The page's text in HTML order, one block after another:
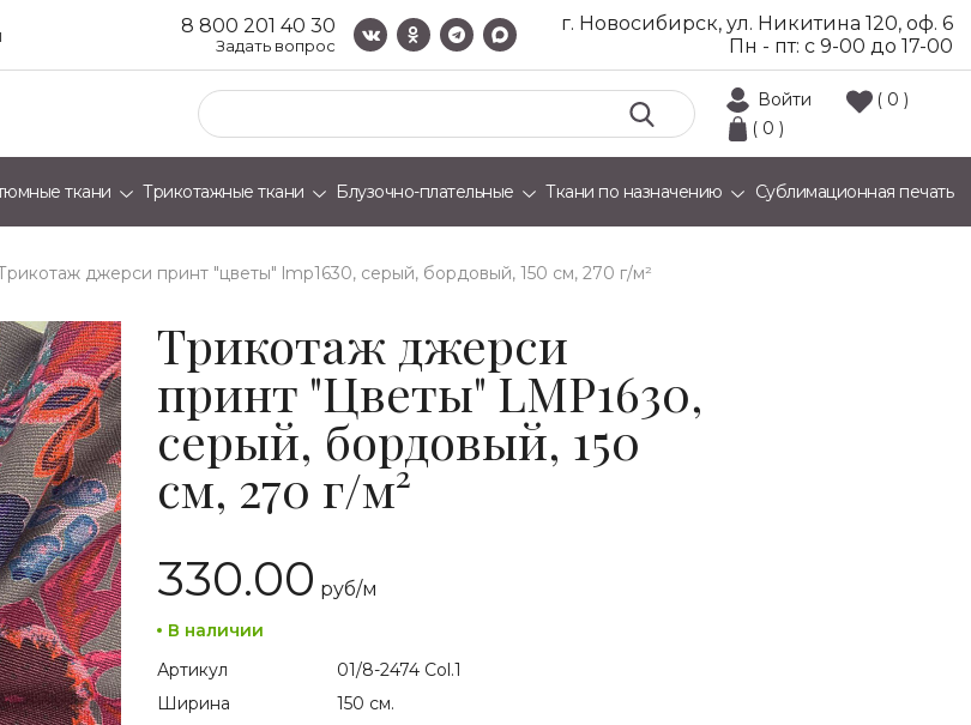
8 800 201 40 30
Задать вопрос
г. Новосибирск, ул. Никитина 120, оф. 6
Пн - пт: с 9-00 до 17-00
Войти
( 0 )
( 0 )
ткани Трикотажные ткани Блузочно-плательные Ткани по назначению Сублимационная печать
трикотаж джерси принт "цветы" lmp1630, серый, бордовый, 150 см, 270 г/м²
Трикотаж джерси
принт "Цветы" LMP1630,
серый, бордовый, 150
см, 270 г/м²
330.00 руб/м
В наличии
Артикул
01/8-2474 Col.1
Ширина
150 см.